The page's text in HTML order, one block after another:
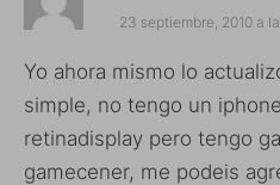
23 septiembre, 2010 a
Yo ahora mismo lo
simple, no tengo un
retinadisplay pero tengo
gamecener, me podeis